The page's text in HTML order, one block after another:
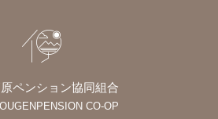
ペンション協同組合
CO-OP